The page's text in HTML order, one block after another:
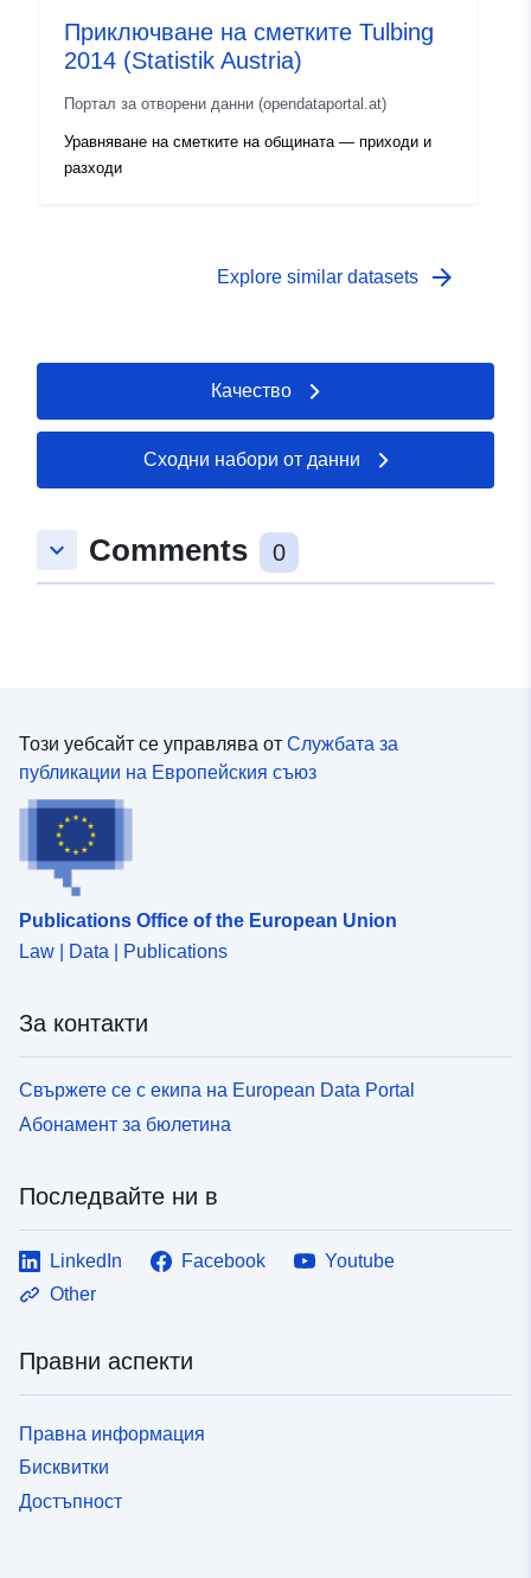
Приключване на сметките Tulbing
2014 (Statistik Austria)
Портал за отворени данни (opendataportal.at)
Уравняване на сметките на общината — приходи и
разходи
Explore similar datasets arrow_forward
Качество
Сходни набори от данни
keyboard_arrow_down Comments 0
Този уебсайт се управлява от Службата за
публикации на Европейския съюз
Publications Office of the European Union
Law | Data | Publications
За контакти
Свържете се с екипа на European Data Portal
Абонамент за бюлетина
Последвайте ни в
LinkedIn Facebook
Youtube
Other
Правни аспекти
Правна информация
Бисквитки
Достъпност